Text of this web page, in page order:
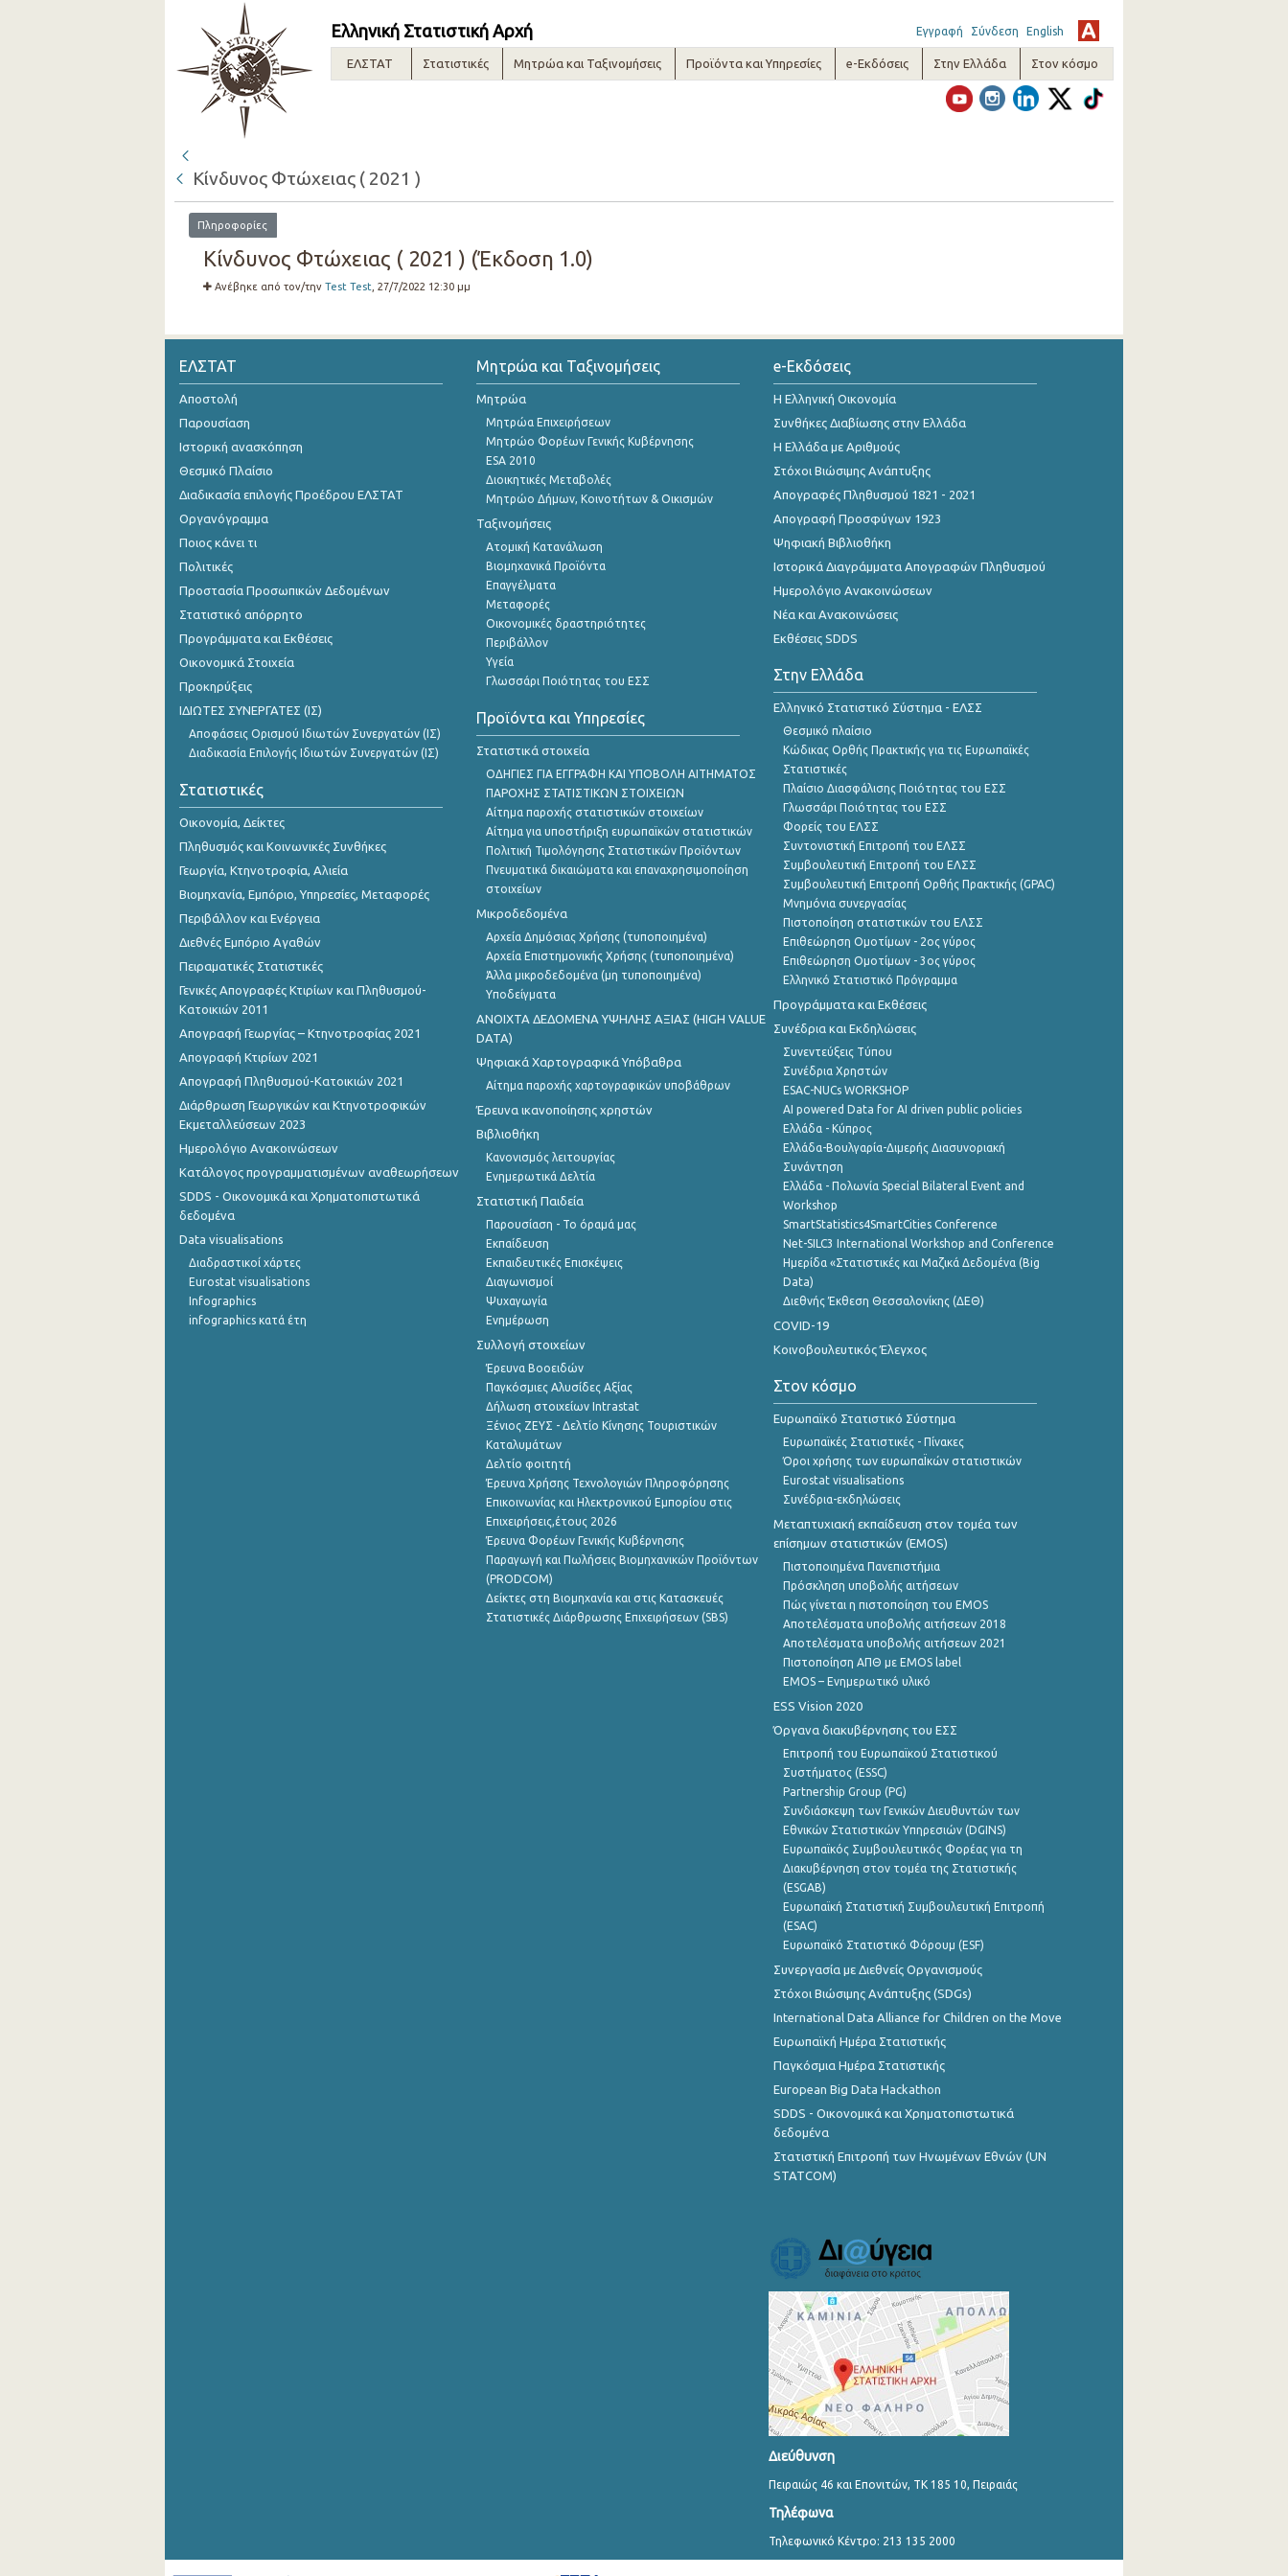
Ελληνική Στατιστική Αρχή Εγγραφή Σύνδεση English
ΕΛΣΤΑΤ Στατιστικές Μητρώα και Ταξινομήσεις Προϊόντα και Υπηρεσίες e-Εκδόσεις Στην Ελλάδα Στον κόσμο
Κίνδυνος Φτώχειας ( 2021 )
Πληροφορίες
Κίνδυνος Φτώχειας ( 2021 ) (Έκδοση 1.0)
Ανέβηκε από τον/την Test Test , 27/7/2022 12:30 μμ
ΕΛΣΤΑΤ
Αποστολή
Παρουσίαση
Ιστορική ανασκόπηση
Θεσμικό Πλαίσιο
Διαδικασία επιλογής Προέδρου ΕΛΣΤΑΤ
Οργανόγραμμα
Ποιος κάνει τι
Πολιτικές
Προστασία Προσωπικών Δεδομένων
Στατιστικό απόρρητο
Προγράμματα και Εκθέσεις
Οικονομικά Στοιχεία
Προκηρύξεις
ΙΔΙΩΤΕΣ ΣΥΝΕΡΓΑΤΕΣ (ΙΣ)
Αποφάσεις Ορισμού Ιδιωτών Συνεργατών (ΙΣ)
Διαδικασία Επιλογής Ιδιωτών Συνεργατών (ΙΣ)
Στατιστικές
Οικονομία, Δείκτες
Πληθυσμός και Κοινωνικές Συνθήκες
Γεωργία, Κτηνοτροφία, Αλιεία
Βιομηχανία, Εμπόριο, Υπηρεσίες, Μεταφορές
Περιβάλλον και Ενέργεια
Διεθνές Εμπόριο Αγαθών
Πειραματικές Στατιστικές
Γενικές Απογραφές Κτιρίων και Πληθυσμού-
Κατοικιών 2011
Απογραφή Γεωργίας – Κτηνοτροφίας 2021
Απογραφή Κτιρίων 2021
Απογραφή Πληθυσμού-Κατοικιών 2021
Διάρθρωση Γεωργικών και Κτηνοτροφικών
Εκμεταλλεύσεων 2023
Ημερολόγιο Ανακοινώσεων
Κατάλογος προγραμματισμένων αναθεωρήσεων
SDDS - Οικονομικά και Χρηματοπιστωτικά
δεδομένα
Data visualisations
Διαδραστικοί χάρτες
Eurostat visualisations
Infographics
infographics κατά έτη
Μητρώα και Ταξινομήσεις
Μητρώα
Μητρώα Επιχειρήσεων
Μητρώο Φορέων Γενικής Κυβέρνησης
ESA 2010
Διοικητικές Μεταβολές
Μητρώο Δήμων, Κοινοτήτων & Οικισμών
Ταξινομήσεις
Ατομική Κατανάλωση
Βιομηχανικά Προϊόντα
Επαγγέλματα
Μεταφορές
Οικονομικές δραστηριότητες
Περιβάλλον
Υγεία
Γλωσσάρι Ποιότητας του ΕΣΣ
Προϊόντα και Υπηρεσίες
Στατιστικά στοιχεία
ΟΔΗΓΙΕΣ ΓΙΑ ΕΓΓΡΑΦΗ ΚΑΙ ΥΠΟΒΟΛΗ ΑΙΤΗΜΑΤΟΣ
ΠΑΡΟΧΗΣ ΣΤΑΤΙΣΤΙΚΩΝ ΣΤΟΙΧΕΙΩΝ
Αίτημα παροχής στατιστικών στοιχείων
Αίτημα για υποστήριξη ευρωπαϊκών στατιστικών
Πολιτική Τιμολόγησης Στατιστικών Προϊόντων
Πνευματικά δικαιώματα και επαναχρησιμοποίηση
στοιχείων
Μικροδεδομένα
Αρχεία Δημόσιας Χρήσης (τυποποιημένα)
Αρχεία Επιστημονικής Χρήσης (τυποποιημένα)
Άλλα μικροδεδομένα (μη τυποποιημένα)
Υποδείγματα
ANOIXTA ΔΕΔΟΜΕΝΑ ΥΨΗΛΗΣ ΑΞΙΑΣ (HIGH VALUE
DATA)
Ψηφιακά Χαρτογραφικά Υπόβαθρα
Αίτημα παροχής χαρτογραφικών υποβάθρων
Έρευνα ικανοποίησης χρηστών
Βιβλιοθήκη
Κανονισμός λειτουργίας
Ενημερωτικά Δελτία
Στατιστική Παιδεία
Παρουσίαση - Το όραμά μας
Εκπαίδευση
Εκπαιδευτικές Επισκέψεις
Διαγωνισμοί
Ψυχαγωγία
Ενημέρωση
Συλλογή στοιχείων
Έρευνα Βοοειδών
Παγκόσμιες Αλυσίδες Αξίας
Δήλωση στοιχείων Intrastat
Ξένιος ΖΕΥΣ - Δελτίο Κίνησης Τουριστικών
Καταλυμάτων
Δελτίο φοιτητή
Έρευνα Χρήσης Τεχνολογιών Πληροφόρησης
Επικοινωνίας και Ηλεκτρονικού Εμπορίου στις
Επιχειρήσεις,έτους 2026
Έρευνα Φορέων Γενικής Κυβέρνησης
Παραγωγή και Πωλήσεις Βιομηχανικών Προϊόντων
(PRODCOM)
Δείκτες στη Βιομηχανία και στις Κατασκευές
Στατιστικές Διάρθρωσης Επιχειρήσεων (SBS)
e-Εκδόσεις
Η Ελληνική Οικονομία
Συνθήκες Διαβίωσης στην Ελλάδα
Η Ελλάδα με Αριθμούς
Στόχοι Βιώσιμης Ανάπτυξης
Απογραφές Πληθυσμού 1821 - 2021
Απογραφή Προσφύγων 1923
Ψηφιακή Βιβλιοθήκη
Ιστορικά Διαγράμματα Απογραφών Πληθυσμού
Ημερολόγιο Ανακοινώσεων
Νέα και Ανακοινώσεις
Εκθέσεις SDDS
Στην Ελλάδα
Ελληνικό Στατιστικό Σύστημα - ΕΛΣΣ
Θεσμικό πλαίσιο
Κώδικας Ορθής Πρακτικής για τις Ευρωπαϊκές
Στατιστικές
Πλαίσιο Διασφάλισης Ποιότητας του ΕΣΣ
Γλωσσάρι Ποιότητας του ΕΣΣ
Φορείς του ΕΛΣΣ
Συντονιστική Επιτροπή του ΕΛΣΣ
Συμβουλευτική Επιτροπή του ΕΛΣΣ
Συμβουλευτική Επιτροπή Ορθής Πρακτικής (GPAC)
Μνημόνια συνεργασίας
Πιστοποίηση στατιστικών του ΕΛΣΣ
Επιθεώρηση Ομοτίμων - 2ος γύρος
Επιθεώρηση Ομοτίμων - 3ος γύρος
Ελληνικό Στατιστικό Πρόγραμμα
Προγράμματα και Εκθέσεις
Συνέδρια και Εκδηλώσεις
Συνεντεύξεις Τύπου
Συνέδρια Χρηστών
ESAC-NUCs WORKSHOP
AI powered Data for AI driven public policies
Ελλάδα - Κύπρος
Ελλάδα-Βουλγαρία-Διμερής Διασυνοριακή
Συνάντηση
Ελλάδα - Πολωνία Special Bilateral Event and
Workshop
SmartStatistics4SmartCities Conference
Net-SILC3 International Workshop and Conference
Ημερίδα «Στατιστικές και Μαζικά Δεδομένα (Big
Data)
Διεθνής Έκθεση Θεσσαλονίκης (ΔΕΘ)
COVID-19
Κοινοβουλευτικός Έλεγχος
Στον κόσμο
Ευρωπαϊκό Στατιστικό Σύστημα
Ευρωπαϊκές Στατιστικές - Πίνακες
Όροι χρήσης των ευρωπαΪκών στατιστικών
Eurostat visualisations
Συνέδρια-εκδηλώσεις
Μεταπτυχιακή εκπαίδευση στον τομέα των
επίσημων στατιστικών (EMOS)
Πιστοποιημένα Πανεπιστήμια
Πρόσκληση υποβολής αιτήσεων
Πώς γίνεται η πιστοποίηση του EMOS
Αποτελέσματα υποβολής αιτήσεων 2018
Αποτελέσματα υποβολής αιτήσεων 2021
Πιστοποίηση ΑΠΘ με EMOS label
EMOS – Ενημερωτικό υλικό
ESS Vision 2020
Όργανα διακυβέρνησης του ΕΣΣ
Επιτροπή του Ευρωπαϊκού Στατιστικού
Συστήματος (ESSC)
Partnership Group (PG)
Συνδιάσκεψη των Γενικών Διευθυντών των
Εθνικών Στατιστικών Υπηρεσιών (DGINS)
Ευρωπαϊκός Συμβουλευτικός Φορέας για τη
Διακυβέρνηση στον τομέα της Στατιστικής
(ESGAB)
Ευρωπαϊκή Στατιστική Συμβουλευτική Επιτροπή
(ESAC)
Ευρωπαϊκό Στατιστικό Φόρουμ (ESF)
Συνεργασία με Διεθνείς Οργανισμούς
Στόχοι Βιώσιμης Ανάπτυξης (SDGs)
International Data Alliance for Children on the Move
Ευρωπαϊκή Ημέρα Στατιστικής
Παγκόσμια Ημέρα Στατιστικής
European Big Data Hackathon
SDDS - Οικονομικά και Χρηματοπιστωτικά
δεδομένα
Στατιστική Επιτροπή των Ηνωμένων Εθνών (UN
STATCOM)
Διεύθυνση
Πειραιώς 46 και Επονιτών, ΤΚ 185 10, Πειραιάς
Τηλέφωνα
Τηλεφωνικό Κέντρο: 213 135 2000